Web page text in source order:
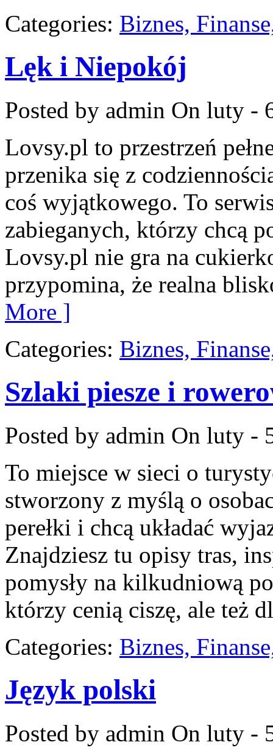
Categories: Biznes,
Lęk i Niepokój
Posted by admin On luty -
Lovsy.pl to przestrzeń
przenika się z
coś wyjątkowego. To
zabieganych, którzy chcą
Lovsy.pl nie gra na
przypomina, że realna
More ]
Categories: Biznes,
Szlaki piesze i
Posted by admin On luty -
To miejsce w sieci o
stworzony z myślą o
perełki i chcą układać
Znajdziesz tu opisy tras,
pomysły na kilkudniową
którzy cenią ciszę, ale też
Categories: Biznes,
Język polski
Posted by admin On luty -